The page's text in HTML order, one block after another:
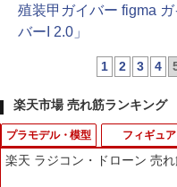
殖装甲ガイバー figma ガ
バーI 2.0」
1 2 3 4
楽天市場 売れ筋ランキング
プラモデル・模型 フィギュア
楽天 ラジコン・ドローン 売